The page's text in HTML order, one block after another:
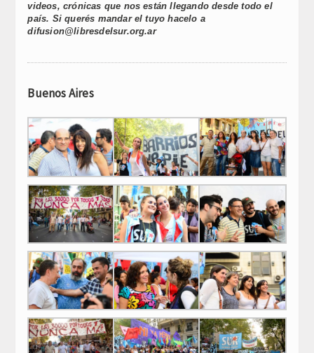
videos, crónicas que nos están llegando desde todo el
país. Si querés mandar el tuyo hacelo a
difusion@libresdelsur.org.ar
Buenos Aires